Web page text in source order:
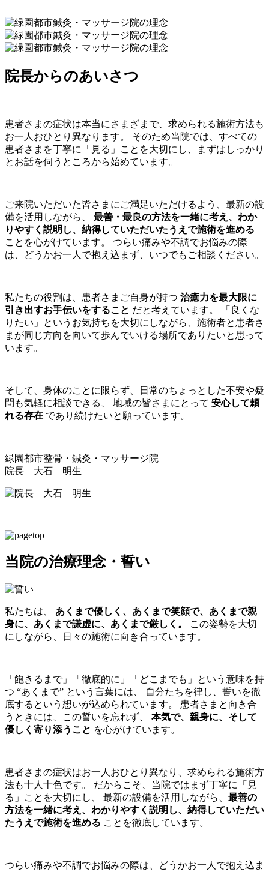
院長からのあいさつ
患者さまの症状は本当にさまざまで、求められる施術方法も
お一人おひとり異なります。 そのため当院では、すべての
患者さまを丁寧に「見る」ことを大切にし、まずはしっかり
とお話を伺うところから始めています。
ご来院いただいた皆さまにご満足いただけるよう、最新の設
備を活用しながら、 最善・最良の方法を一緒に考え、わか
りやすく説明し、納得していただいたうえで施術を進める
ことを心がけています。 つらい痛みや不調でお悩みの際
は、どうかお一人で抱え込まず、いつでもご相談ください。
私たちの役割は、患者さまご自身が持つ 治癒力を最大限に
引き出すお手伝いをすること だと考えています。 「良くな
りたい」というお気持ちを大切にしながら、施術者と患者さ
まが同じ方向を向いて歩んでいける場所でありたいと思って
います。
そして、身体のことに限らず、日常のちょっとした不安や疑
問も気軽に相談できる、 地域の皆さまにとって 安心して頼
れる存在 であり続けたいと願っています。
緑園都市整骨・鍼灸・マッサージ院
院長 大石 明生
当院の治療理念・誓い
私たちは、 あくまで優しく、あくまで笑顔で、あくまで親
身に、あくまで謙虚に、あくまで厳しく。
この姿勢を大切
にしながら、日々の施術に向き合っています。
「飽きるまで」「徹底的に」「どこまでも」という意味を持
つ “あくまで” という言葉には、 自分たちを律し、誓いを徹
底するという想いが込められています。 患者さまと向き合
うときには、この誓いを忘れず、 本気で、親身に、そして
優しく寄り添うこと を心がけています。
患者さまの症状はお一人おひとり異なり、求められる施術方
法も十人十色です。 だからこそ、当院ではまず丁寧に「見
る」ことを大切にし、 最新の設備を活用しながら、 最善の
方法を一緒に考え、わかりやすく説明し、納得していただい
たうえで施術を進める ことを徹底しています。
つらい痛みや不調でお悩みの際は、どうかお一人で抱え込ま